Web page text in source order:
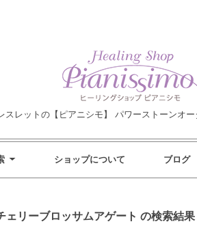
スレットの【ピアニシモ】 パワーストーンオ
ショップについて ブログ
ェリーブロッサムアゲート の検索結果